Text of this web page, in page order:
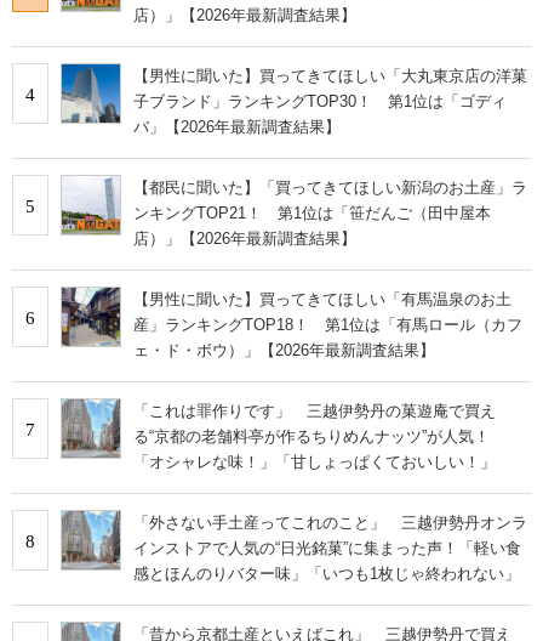
店）」【2026年最新調査結果】
4
【男性に聞いた】買ってきてほしい「大丸東京店の洋菓
子ブランド」ランキングTOP30！ 第1位は「ゴディ
バ」【2026年最新調査結果】
5
【都民に聞いた】「買ってきてほしい新潟のお土産」ラ
ンキングTOP21！ 第1位は「笹だんご（田中屋本
店）」【2026年最新調査結果】
6
【男性に聞いた】買ってきてほしい「有馬温泉のお土
産」ランキングTOP18！ 第1位は「有馬ロール（カフ
ェ・ド・ボウ）」【2026年最新調査結果】
7
「これは罪作りです」 三越伊勢丹の菓遊庵で買え
る“京都の老舗料亭が作るちりめんナッツ”が人気！
「オシャレな味！」「甘しょっぱくておいしい！」
8
「外さない手土産ってこれのこと」 三越伊勢丹オンラ
インストアで人気の“日光銘菓”に集まった声！「軽い食
感とほんのりバター味」「いつも1枚じゃ終われない」
「昔から京都土産といえばこれ」 三越伊勢丹で買え